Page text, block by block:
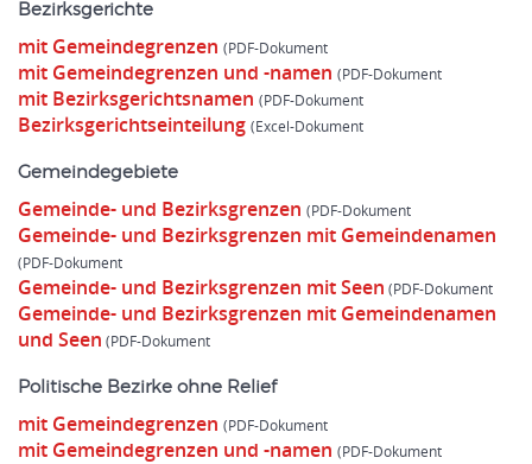
Bezirksgerichte
mit Gemeindegrenzen
mit Gemeindegrenzen und -namen
mit Bezirksgerichtsnamen
Bezirksgerichtseinteilung
Gemeindegebiete
Gemeinde- und Bezirksgrenzen
Gemeinde- und Bezirksgrenzen mit Gemeindenamen
Gemeinde- und Bezirksgrenzen mit Seen
Gemeinde- und Bezirksgrenzen mit Gemeindenamen
und Seen
Politische Bezirke ohne Relief
mit Gemeindegrenzen
mit Gemeindegrenzen und -namen